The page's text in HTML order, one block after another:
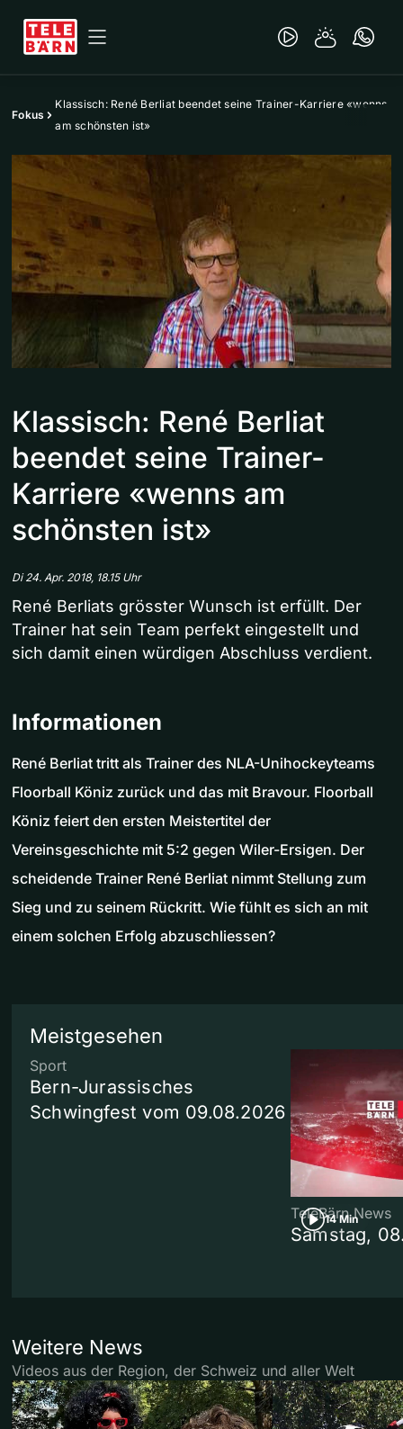
Fokus
Klassisch: René Berliat beendet seine Trainer-Karriere «wenns
am schönsten ist»
Klassisch: René Berliat
beendet seine Trainer-
Karriere «wenns am
schönsten ist»
Di 24. Apr. 2018, 18.15 Uhr
René Berliats grösster Wunsch ist erfüllt. Der
Trainer hat sein Team perfekt eingestellt und
sich damit einen würdigen Abschluss verdient.
Informationen
René Berliat tritt als Trainer des NLA-Unihockeyteams
Floorball Köniz zurück und das mit Bravour. Floorball
Köniz feiert den ersten Meistertitel der
Vereinsgeschichte mit 5:2 gegen Wiler-Ersigen. Der
scheidende Trainer René Berliat nimmt Stellung zum
Sieg und zu seinem Rückritt. Wie fühlt es sich an mit
einem solchen Erfolg abzuschliessen?
Meistgesehen
Sport
Bern-Jurassisches
Schwingfest vom 09.08.2026
14 Min
TeleBärn News
Samstag,
Weitere News
Videos aus der Region, der Schweiz und aller Welt